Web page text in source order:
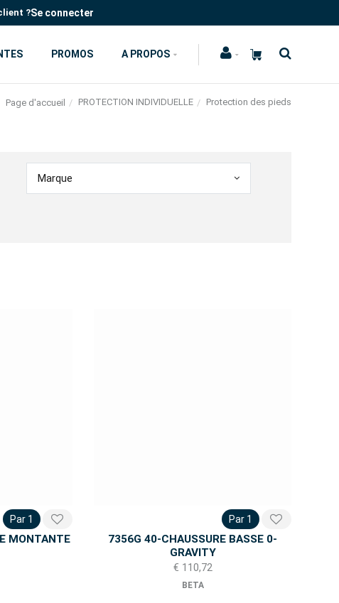
?Se connecter
PROMOS A PROPOS
Page d'accueil PROTECTION INDIVIDUELLE Protection des pieds
Marque
Par 1
MONTANTE
Par 1
7356G 40-CHAUSSURE BASSE 0-
GRAVITY
€ 110,72
BETA